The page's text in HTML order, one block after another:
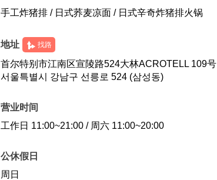
手工炸猪排 / 日式荞麦凉面 / 日式辛奇炸猪排火锅
地址 找路
首尔特别市江南区宣陵路524大林ACROTELL 109号
서울특별시 강남구 선릉로 524 (삼성동)
营业时间
工作日 11:00~21:00 / 周六 11:00~20:00
公休假日
周日